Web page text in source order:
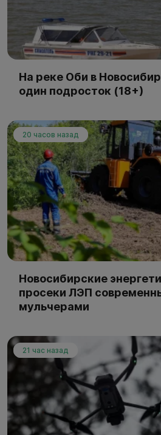
На реке Оби в
один подросток (18+)
20 часов назад
Новосибирские
просеки ЛЭП
мульчерами
21 час назад